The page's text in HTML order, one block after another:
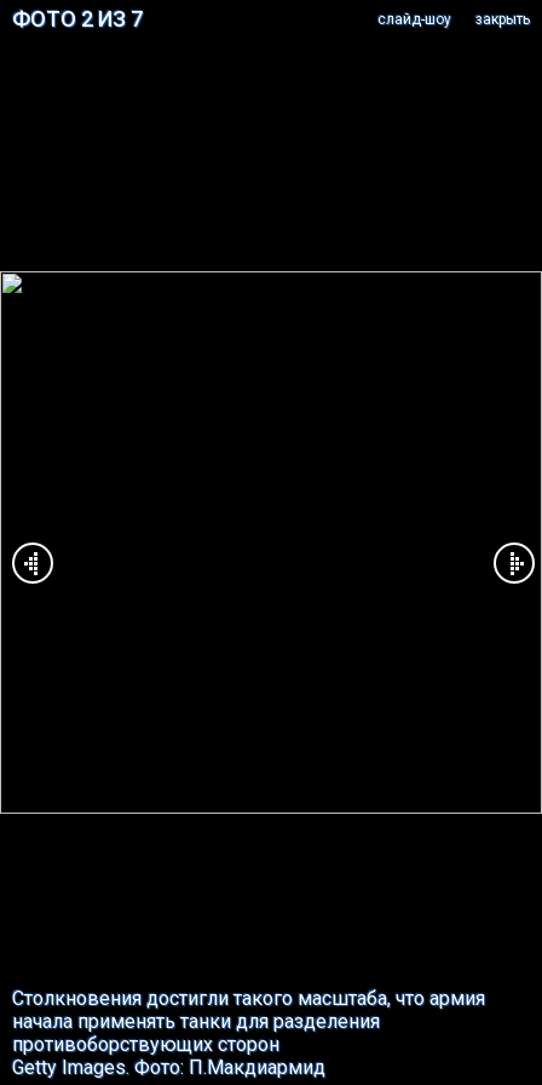
ФОТО 2 ИЗ 7 закрыть
cлайд-шоу
Столкновения достигли такого масштаба, что армия
начала применять танки для разделения
противоборствующих сторон
Getty Images. Фото: П.Макдиармид